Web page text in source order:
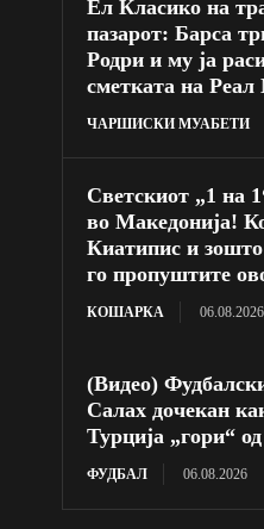
Ел Класико на
пазарот: Барса
Родри и му ја
сметката на
ЧАРШИСКИ МУАБЕТИ
Светскиот „1 на
во Македонија!
Киатипис и зошто
го пропуштите
КОШАРКА 06.08.2026
(Видео)
Салах дочекан
Турција „гори“
ФУДБАЛ 06.08.2026